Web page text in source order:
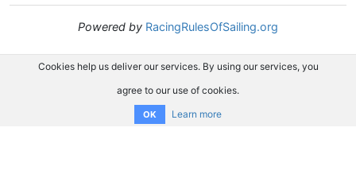
Powered by RacingRulesOfSailing.org
Cookies help us deliver our services. By using our services, you
agree to our use of cookies.
OK Learn more